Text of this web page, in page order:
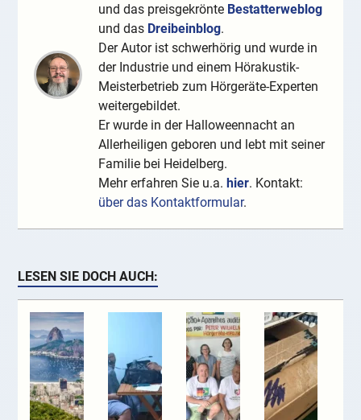
und das preisgekrönte Bestatterweblog
und das Dreibeinblog.
Der Autor ist schwerhörig und wurde in
der Industrie und einem Hörakustik-
Meisterbetrieb zum Hörgeräte-Experten
weitergebildet.
Er wurde in der Halloweennacht an
Allerheiligen geboren und lebt mit seiner
Familie bei Heidelberg.
Mehr erfahren Sie u.a.hier. Kontakt:
über das Kontaktformular.
LESEN SIE DOCH AUCH: